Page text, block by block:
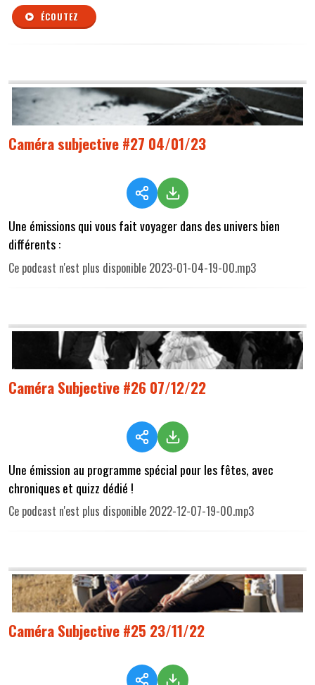
ÉCOUTEZ
Caméra subjective #27 04/01/23
Une émissions qui vous fait voyager dans des univers bien
différents :
Ce podcast n'est plus disponible 2023-01-04-19-00.mp3
Caméra Subjective #26 07/12/22
Une émission au programme spécial pour les fêtes, avec
chroniques et quizz dédié !
Ce podcast n'est plus disponible 2022-12-07-19-00.mp3
Caméra Subjective #25 23/11/22